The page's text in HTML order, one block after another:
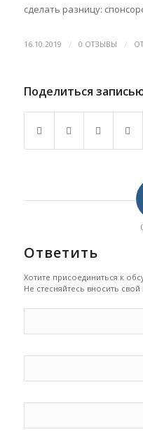
сделать разницу:
16.10.2019 / 0 ОТЗЫВЫ /
Поделиться
Ответить
Хотите присоединиться к
Не стесняйтесь вносить свой